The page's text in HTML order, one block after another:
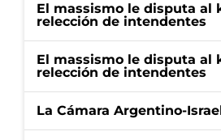
El massismo le disputa al
relección de intendentes
El massismo le disputa al
relección de intendentes
La Cámara Argentino-